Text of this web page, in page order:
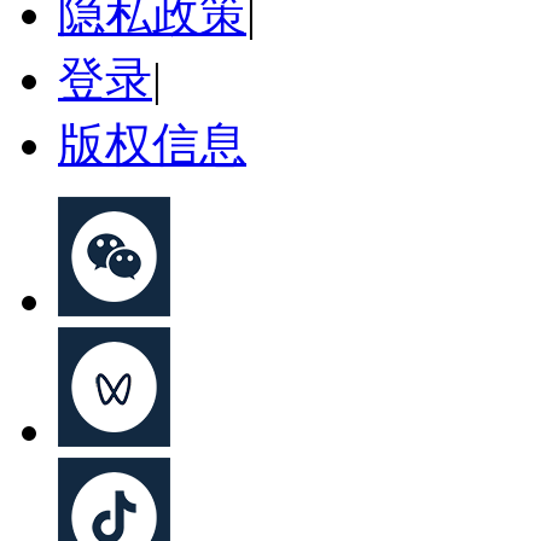
隐私政策
登录|
版权信息